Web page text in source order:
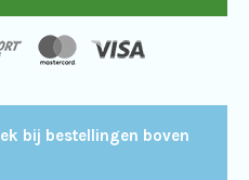
bij bestellingen boven